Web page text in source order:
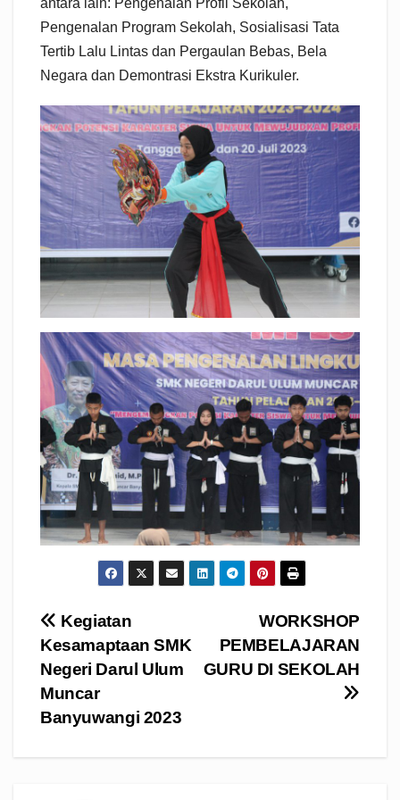
Pengenalan Program Sekolah, Sosialisasi Tata
Tertib Lalu Lintas dan Pergaulan Bebas, Bela
Negara dan Demontrasi Ekstra Kurikuler.
Navigasi
pos
WORKSHOP
PEMBELAJARAN
GURU DI SEKOLAH
Kegiatan
Kesamaptaan SMK
Negeri Darul Ulum
Muncar
Banyuwangi 2023